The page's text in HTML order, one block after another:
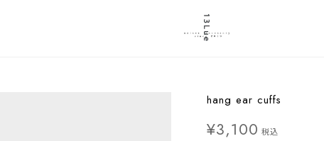
hang ear cuffs
¥3,100 税込